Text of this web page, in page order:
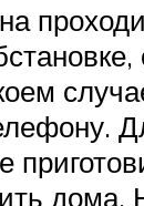
дома.